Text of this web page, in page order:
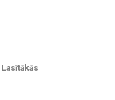
Lasītākās